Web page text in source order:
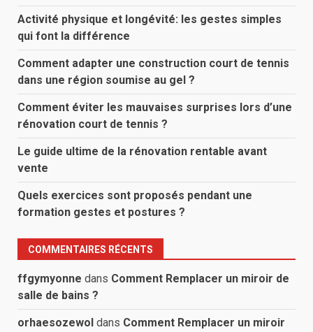
Activité physique et longévité: les gestes simples
qui font la différence
Comment adapter une construction court de tennis
dans une région soumise au gel ?
Comment éviter les mauvaises surprises lors d’une
rénovation court de tennis ?
Le guide ultime de la rénovation rentable avant
vente
Quels exercices sont proposés pendant une
formation gestes et postures ?
COMMENTAIRES RÉCENTS
ffgymyonne dans Comment Remplacer un miroir de
salle de bains ?
orhaesozewol dans Comment Remplacer un miroir